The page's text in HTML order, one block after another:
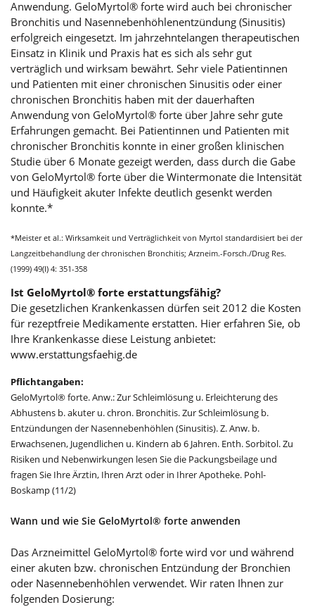
Anwendung. GeloMyrtol® forte wird auch bei chronischer
Bronchitis und Nasennebenhöhlenentzündung (Sinusitis)
erfolgreich eingesetzt. Im jahrzehntelangen therapeutischen
Einsatz in Klinik und Praxis hat es sich als sehr gut
verträglich und wirksam bewährt. Sehr viele Patientinnen
und Patienten mit einer chronischen Sinusitis oder einer
chronischen Bronchitis haben mit der dauerhaften
Anwendung von GeloMyrtol® forte über Jahre sehr gute
Erfahrungen gemacht. Bei Patientinnen und Patienten mit
chronischer Bronchitis konnte in einer großen klinischen
Studie über 6 Monate gezeigt werden, dass durch die Gabe
von GeloMyrtol® forte über die Wintermonate die Intensität
und Häufigkeit akuter Infekte deutlich gesenkt werden
konnte.*
*Meister et al.: Wirksamkeit und Verträglichkeit von Myrtol standardisiert bei der
Langzeitbehandlung der chronischen Bronchitis; Arzneim.-Forsch./Drug Res.
(1999) 49(I) 4: 351-358
Ist GeloMyrtol® forte erstattungsfähig?
Die gesetzlichen Krankenkassen dürfen seit 2012 die Kosten
für rezeptfreie Medikamente erstatten. Hier erfahren Sie, ob
Ihre Krankenkasse diese Leistung anbietet:
www.erstattungsfaehig.de
Pflichtangaben:
GeloMyrtol® forte. Anw.: Zur Schleimlösung u. Erleichterung des
Abhustens b. akuter u. chron. Bronchitis. Zur Schleimlösung b.
Entzündungen der Nasennebenhöhlen (Sinusitis). Z. Anw. b.
Erwachsenen, Jugendlichen u. Kindern ab 6 Jahren. Enth. Sorbitol. Zu
Risiken und Nebenwirkungen lesen Sie die Packungsbeilage und
fragen Sie Ihre Ärztin, Ihren Arzt oder in Ihrer Apotheke. Pohl-
Boskamp (11/2)
Wann und wie Sie GeloMyrtol® forte anwenden
Das Arzneimittel GeloMyrtol® forte wird vor und während
einer akuten bzw. chronischen Entzündung der Bronchien
oder Nasennebenhöhlen verwendet. Wir raten Ihnen zur
folgenden Dosierung: